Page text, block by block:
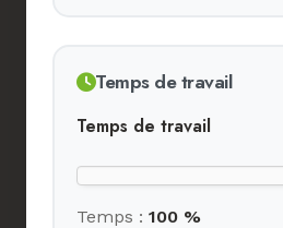
Temps de travail
Temps de travail
Temps : 100 %